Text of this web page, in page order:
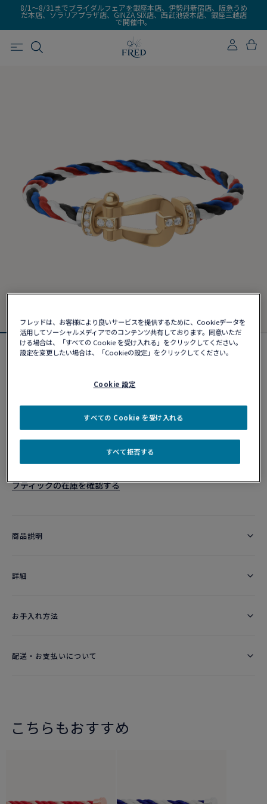
8/1～8/31までブライダルフェアを銀座本店、伊勢丹新宿店、阪急うめ
だ本店、ソラリアプラザ店、GINZA SIX店、西武池袋本店、銀座三越店
で開催中。
フォース10ブレスレット
カスタマイズ
10営業日以内に発送
ブティックの在庫を確認する​
商品説明
詳細​
お手入れ方法
配送・お支払いについて
こちらもおすすめ
フレッドは、お客様により良いサービスを提供するために、Cookieデータを
活用してソーシャルメディアでのコンテンツ共有しております。同意いただ
ける場合は、「すべての Cookie を受け入れる」をクリックしてください。
設定を変更したい場合は、「Cookieの設定」をクリックしてください。
Cookie 設定
すべて拒否する
すべての Cookie を受け入れる